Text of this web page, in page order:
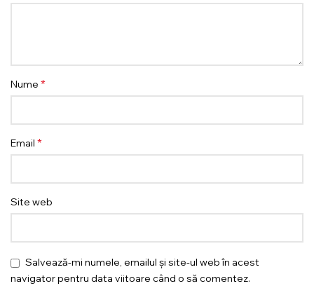
Nume *
Email *
Site web
Salvează-mi numele, emailul și site-ul web în acest
navigator pentru data viitoare când o să comentez.